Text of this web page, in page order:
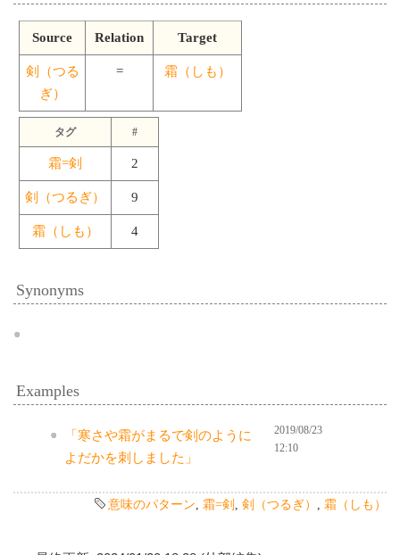
Source Relation Target
剣（つる
ぎ）
= 霜（しも）
タグ #
霜=剣 2
剣（つるぎ） 9
霜（しも） 4
Synonyms
Examples
「寒さや霜がまるで剣のように
よだかを刺しました」
2019/08/23
12:10
意味のパターン 霜=剣 剣（つるぎ） 霜（しも）